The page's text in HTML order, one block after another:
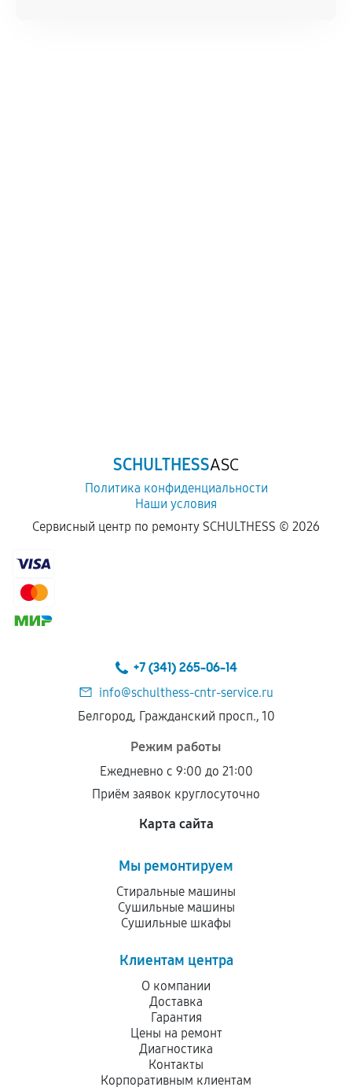
SCHULTHESSASC
Политика конфиденциальности
Наши условия
Сервисный центр по ремонту SCHULTHESS © 2026
+7 (341) 265-06-14
info@schulthess-cntr-service.ru
Белгород, Гражданский просп., 10
Режим работы
Ежедневно с 9:00 до 21:00
Приём заявок круглосуточно
Карта сайта
Мы ремонтируем
Стиральные машины
Сушильные машины
Сушильные шкафы
Клиентам центра
О компании
Доставка
Гарантия
Цены на ремонт
Диагностика
Контакты
Корпоративным клиентам